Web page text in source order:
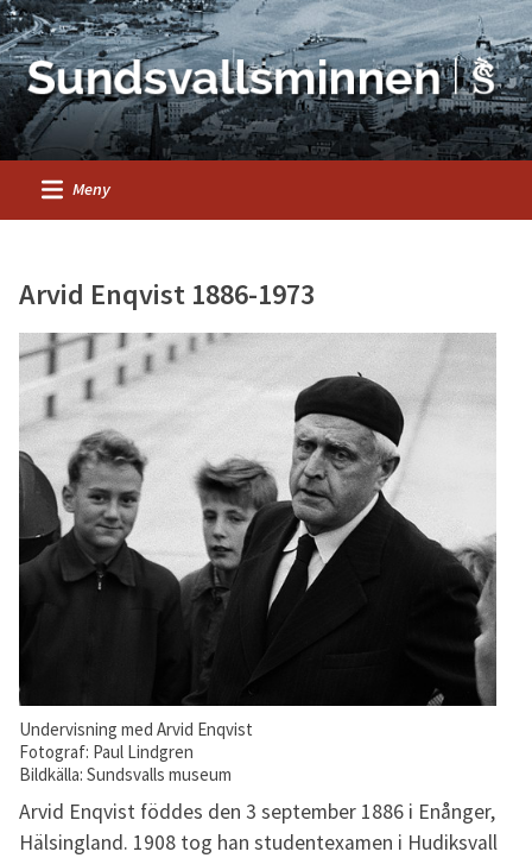
Meny
Arvid Enqvist 1886-1973
Undervisning med Arvid Enqvist
Fotograf: Paul Lindgren
Bildkälla: Sundsvalls museum
Arvid Enqvist föddes den 3 september 1886 i Enånger,
Hälsingland. 1908 tog han studentexamen i Hudiksvall